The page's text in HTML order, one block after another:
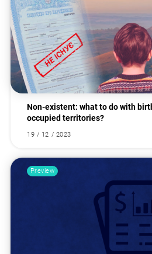
Non-existent: what to do with
occupied territories?
19 / 12 / 2023
Preview